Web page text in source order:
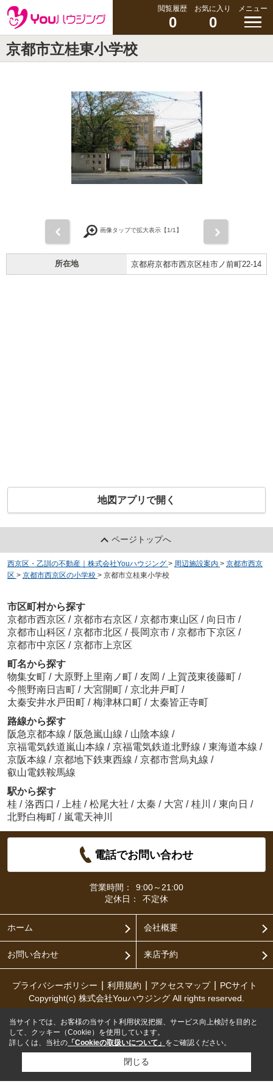
閲覧履歴
0
お気に入り
0
メニュー
京都市立桂東小学校
画像タップで拡大表示【1/1】
所在地 京都府京都市西京区桂市ノ前町22-14
地図アプリで開く
ページトップへ
西京区・乙訓の不動産｜株式会社Youハウジング > 周辺施設案内 > 京都市西京
区 > 京都市西京区の小学校 > 京都市立桂東小学校
市区町村から探す
京都市西京区 / 京都市右京区 / 京都市東山区 / 向日市 /
京都市山科区 / 京都市北区 / 長岡京市 / 京都市下京区 /
京都市中京区 / 京都市上京区
町名から探す
物集女町 / 大原野上里南ノ町 / 友岡 / 上賀茂東後藤町 /
今熊野南日吉町 / 大宮開町 / 京北井戸町 /
太秦安井水戸田町 / 梅津林口町 / 太秦皆正寺町
路線から探す
阪急京都本線 / 阪急嵐山線 / 山陰本線 /
京福電気鉄道嵐山本線 / 京福電気鉄道北野線 / 東海道本線 /
京阪本線 / 京都地下鉄東西線 / 京都市営烏丸線 /
叡山電鉄鞍馬線
駅から探す
桂 / 洛西口 / 上桂 / 松尾大社 / 太秦 / 大宮 / 桂川 / 東向日 /
北野白梅町 / 嵐電天神川
電話でお問い合わせ
営業時間：
9:00～21:00
定休日：
不定休
ホーム 会社概要
お問い合わせ 来店予約
プライバシーポリシー 利用規約 アクセスマップ
PCサイト
Copyright(c) 株式会社Youハウジング All rights reserved.
当サイトでは、お客様の当サイト利用状況把握、サービス向上検討を目的と
して、クッキー（Cookie）を使用しています。
詳しくは、当社の 「Cookieの取扱いについて」 をご確認ください。
閉じる